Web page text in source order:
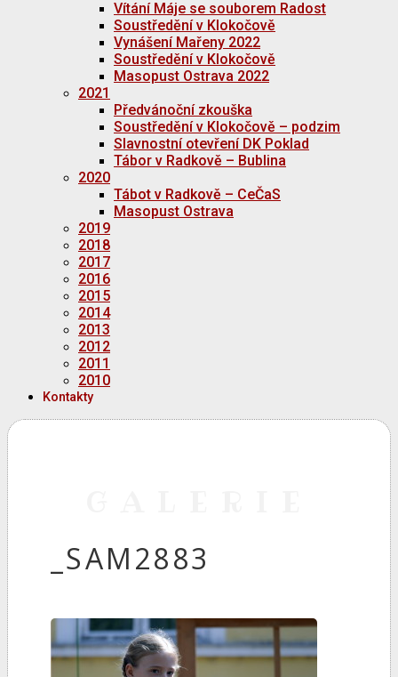
Vítání Máje se souborem Radost
Soustředění v Klokočově
Vynášení Mařeny 2022
Soustředění v Klokočově
Masopust Ostrava 2022
2021
Předvánoční zkouška
Soustředění v Klokočově – podzim
Slavnostní otevření DK Poklad
Tábor v Radkově – Bublina
2020
Tábot v Radkově – CeČaS
Masopust Ostrava
2019
2018
2017
2016
2015
2014
2013
2012
2011
2010
Kontakty
_SAM2883